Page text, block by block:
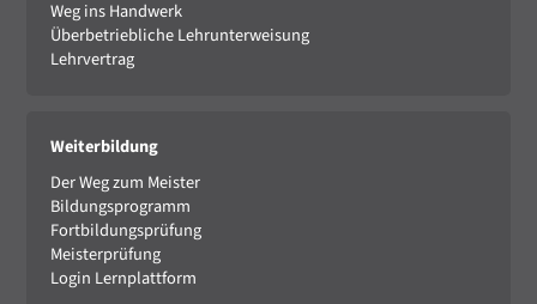
Weg ins Handwerk
Überbetriebliche Lehrunterweisung
Lehrvertrag
Weiterbildung
Der Weg zum Meister
Bildungsprogramm
Fortbildungsprüfung
Meisterprüfung
Login Lernplattform